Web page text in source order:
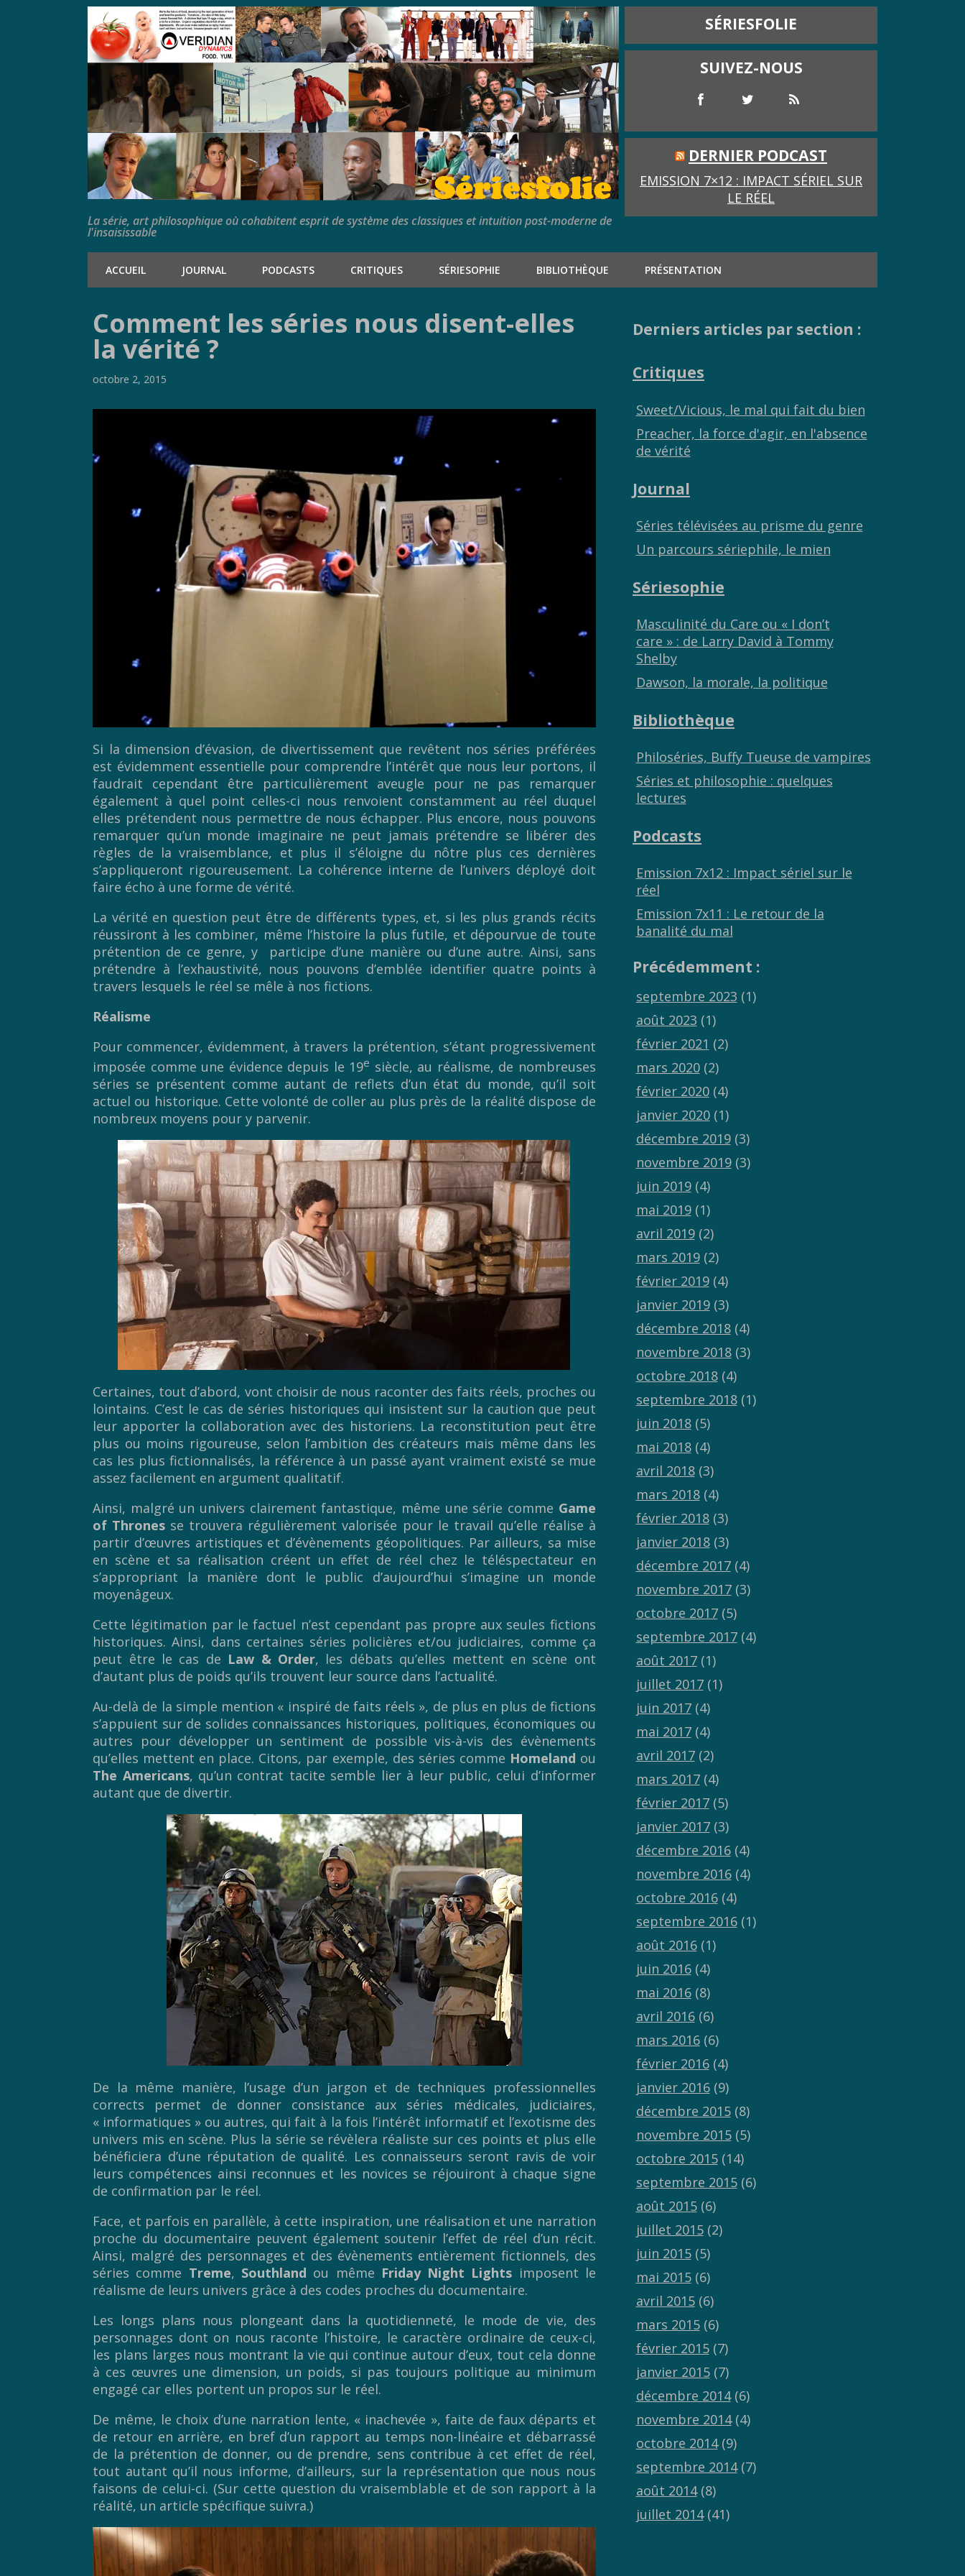
La série, art philosophique où cohabitent esprit de système des classiques et intuition post-moderne de
l'insaisissable
SÉRIESFOLIE
SUIVEZ-NOUS
DERNIER PODCAST
EMISSION 7×12 : IMPACT SÉRIEL SUR
LE RÉEL
ACCUEIL JOURNAL PODCASTS CRITIQUES SÉRIESOPHIE BIBLIOTHÈQUE PRÉSENTATION
Comment les séries nous disent-elles
la vérité ?
octobre 2, 2015
Si la dimension d’évasion, de divertissement que revêtent nos séries préférées
est évidemment essentielle pour comprendre l’intérêt que nous leur portons, il
faudrait cependant être particulièrement aveugle pour ne pas remarquer
également à quel point celles-ci nous renvoient constamment au réel duquel
elles prétendent nous permettre de nous échapper. Plus encore, nous pouvons
remarquer qu’un monde imaginaire ne peut jamais prétendre se libérer des
règles de la vraisemblance, et plus il s’éloigne du nôtre plus ces dernières
s’appliqueront rigoureusement. La cohérence interne de l’univers déployé doit
faire écho à une forme de vérité.
La vérité en question peut être de différents types, et, si les plus grands récits
réussiront à les combiner, même l’histoire la plus futile, et dépourvue de toute
prétention de ce genre, y participe d’une manière ou d’une autre. Ainsi, sans
prétendre à l’exhaustivité, nous pouvons d’emblée identifier quatre points à
travers lesquels le réel se mêle à nos fictions.
Réalisme
Pour commencer, évidemment, à travers la prétention, s’étant progressivement
imposée comme une évidence depuis le 19e siècle, au réalisme, de nombreuses
séries se présentent comme autant de reflets d’un état du monde, qu’il soit
actuel ou historique. Cette volonté de coller au plus près de la réalité dispose de
nombreux moyens pour y parvenir.
Certaines, tout d’abord, vont choisir de nous raconter des faits réels, proches ou
lointains. C’est le cas de séries historiques qui insistent sur la caution que peut
leur apporter la collaboration avec des historiens. La reconstitution peut être
plus ou moins rigoureuse, selon l’ambition des créateurs mais même dans les
cas les plus fictionnalisés, la référence à un passé ayant vraiment existé se mue
assez facilement en argument qualitatif.
Ainsi, malgré un univers clairement fantastique, même une série comme Game
of Thrones se trouvera régulièrement valorisée pour le travail qu’elle réalise à
partir d’œuvres artistiques et d’évènements géopolitiques. Par ailleurs, sa mise
en scène et sa réalisation créent un effet de réel chez le téléspectateur en
s’appropriant la manière dont le public d’aujourd’hui s’imagine un monde
moyenâgeux.
Cette légitimation par le factuel n’est cependant pas propre aux seules fictions
historiques. Ainsi, dans certaines séries policières et/ou judiciaires, comme ça
peut être le cas de Law & Order, les débats qu’elles mettent en scène ont
d’autant plus de poids qu’ils trouvent leur source dans l’actualité.
Au-delà de la simple mention « inspiré de faits réels », de plus en plus de fictions
s’appuient sur de solides connaissances historiques, politiques, économiques ou
autres pour développer un sentiment de possible vis-à-vis des évènements
qu’elles mettent en place. Citons, par exemple, des séries comme Homeland ou
The Americans, qu’un contrat tacite semble lier à leur public, celui d’informer
autant que de divertir.
De la même manière, l’usage d’un jargon et de techniques professionnelles
corrects permet de donner consistance aux séries médicales, judiciaires,
« informatiques » ou autres, qui fait à la fois l’intérêt informatif et l’exotisme des
univers mis en scène. Plus la série se révèlera réaliste sur ces points et plus elle
bénéficiera d’une réputation de qualité. Les connaisseurs seront ravis de voir
leurs compétences ainsi reconnues et les novices se réjouiront à chaque signe
de confirmation par le réel.
Face, et parfois en parallèle, à cette inspiration, une réalisation et une narration
proche du documentaire peuvent également soutenir l’effet de réel d’un récit.
Ainsi, malgré des personnages et des évènements entièrement fictionnels, des
séries comme Treme, Southland ou même Friday Night Lights imposent le
réalisme de leurs univers grâce à des codes proches du documentaire.
Les longs plans nous plongeant dans la quotidienneté, le mode de vie, des
personnages dont on nous raconte l’histoire, le caractère ordinaire de ceux-ci,
les plans larges nous montrant la vie qui continue autour d’eux, tout cela donne
à ces œuvres une dimension, un poids, si pas toujours politique au minimum
engagé car elles portent un propos sur le réel.
De même, le choix d’une narration lente, « inachevée », faite de faux départs et
de retour en arrière, en bref d’un rapport au temps non-linéaire et débarrassé
de la prétention de donner, ou de prendre, sens contribue à cet effet de réel,
tout autant qu’il nous informe, d’ailleurs, sur la représentation que nous nous
faisons de celui-ci. (Sur cette question du vraisemblable et de son rapport à la
réalité, un article spécifique suivra.)
Derniers articles par section :
Critiques
Sweet/Vicious, le mal qui fait du bien
Preacher, la force d'agir, en l'absence
de vérité
Journal
Séries télévisées au prisme du genre
Un parcours sériephile, le mien
Sériesophie
Masculinité du Care ou « I don’t
care » : de Larry David à Tommy
Shelby
Dawson, la morale, la politique
Bibliothèque
Philoséries, Buffy Tueuse de vampires
Séries et philosophie : quelques
lectures
Podcasts
Emission 7x12 : Impact sériel sur le
réel
Emission 7x11 : Le retour de la
banalité du mal
Précédemment :
septembre 2023 (1)
août 2023 (1)
février 2021 (2)
mars 2020(2)
février 2020(4)
janvier 2020(1)
décembre 2019(3)
novembre 2019(3)
juin 2019(4)
mai 2019(1)
avril 2019(2)
mars 2019(2)
février 2019(4)
janvier 2019(3)
décembre 2018(4)
novembre 2018(3)
octobre 2018(4)
septembre 2018(1)
juin 2018(5)
mai 2018(4)
avril 2018(3)
mars 2018(4)
février 2018(3)
janvier 2018(3)
décembre 2017(4)
novembre 2017(3)
octobre 2017(5)
septembre 2017(4)
août 2017(1)
juillet 2017(1)
juin 2017(4)
mai 2017(4)
avril 2017(2)
mars 2017(4)
février 2017(5)
janvier 2017(3)
décembre 2016(4)
novembre 2016(4)
octobre 2016(4)
septembre 2016(1)
août 2016(1)
juin 2016(4)
mai 2016(8)
avril 2016(6)
mars 2016(6)
février 2016(4)
janvier 2016(9)
décembre 2015(8)
novembre 2015(5)
octobre 2015(14)
septembre 2015(6)
août 2015(6)
juillet 2015(2)
juin 2015(5)
mai 2015(6)
avril 2015(6)
mars 2015(6)
février 2015(7)
janvier 2015(7)
décembre 2014(6)
novembre 2014(4)
octobre 2014(9)
septembre 2014(7)
août 2014(8)
juillet 2014(41)